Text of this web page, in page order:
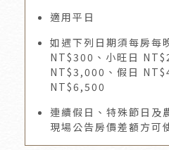
適用平日
如遇下列日期須每房每
NT$300、小旺日
NT$3,000、假日
NT$6,500
連續假日、特殊節日及
現場公告房價差額方可